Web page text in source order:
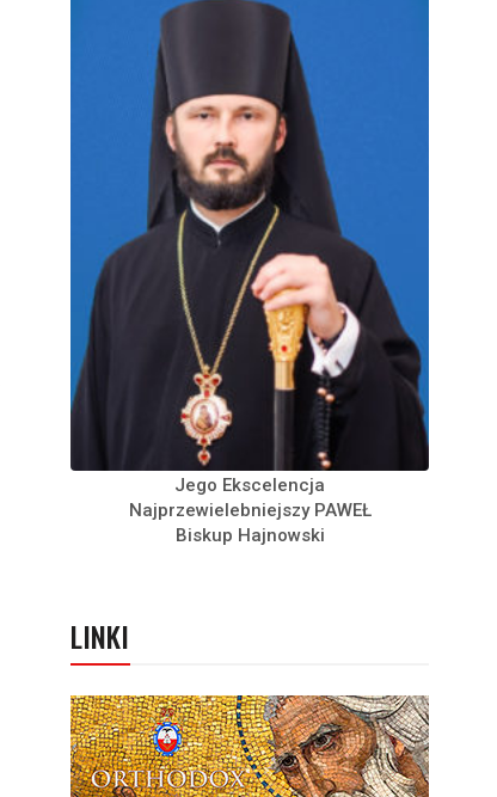
Jego Ekscelencja
Najprzewielebniejszy PAWEŁ
Biskup Hajnowski
LINKI